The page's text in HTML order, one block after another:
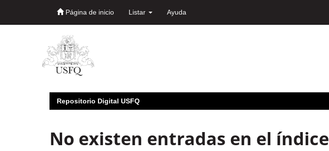
Página de inicio Listar Ayuda
Repositorio Digital USFQ
No existen entradas en el índice